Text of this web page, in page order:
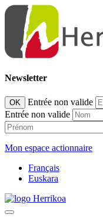
Newsletter
OK
Entrée non valide
Entrée non valide
Mon espace actionnaire
Français
Euskara